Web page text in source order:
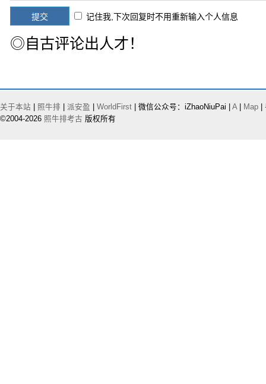
记住我,下次回复时不用重新输入个人信息
◎自古评论出人才！
关于本站 照牛排 派安盈 WorldFirst | 微信公众号：iZhaoNiuPai | A| Map |
©2004-2026 照牛排考古 版权所有